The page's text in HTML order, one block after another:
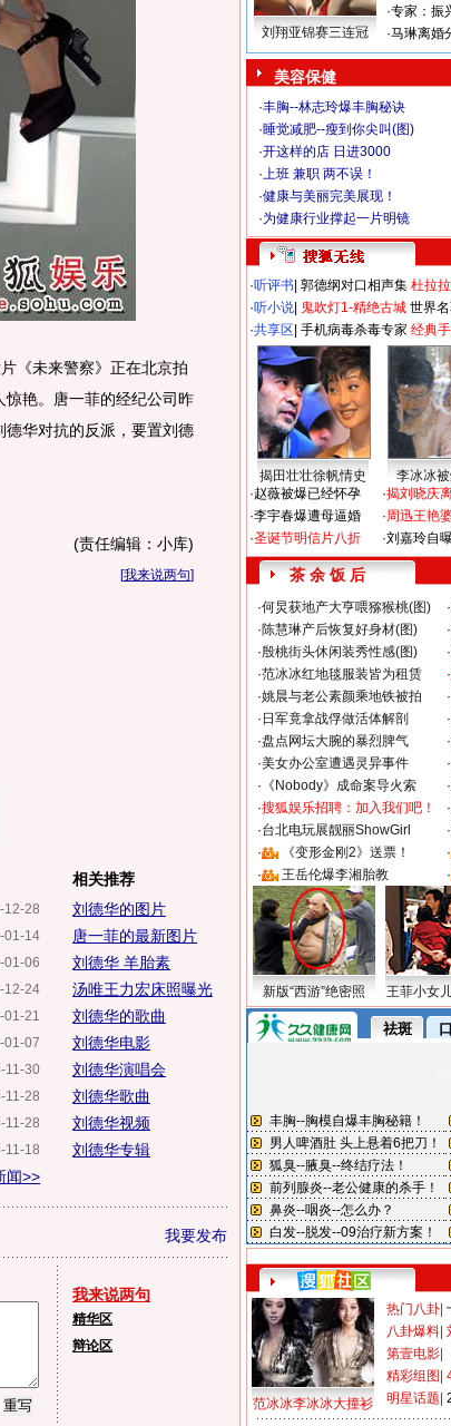
《未来警察》正在北京拍
艳。唐一菲的经纪公司昨
华对抗的反派，要置刘德
(责任编辑：小库)
[我来说两句]
12-28
01-14
01-06
12-24
01-21
01-07
11-30
11-28
11-28
11-18
闻>>
相关推荐
刘德华的图片
唐一菲的最新图片
刘德华 羊胎素
汤唯王力宏床照曝光
刘德华的歌曲
刘德华电影
刘德华演唱会
刘德华歌曲
刘德华视频
刘德华专辑
我要发布
我来说两句
精华区
辩论区
刘翔亚锦赛三连冠
·专家：振
·马琳离婚
美容保健
·丰胸--林志玲爆丰胸秘诀
·睡觉减肥--瘦到你尖叫(图)
·开这样的店 日进3000
·上班 兼职 两不误！
·健康与美丽完美展现！
·为健康行业撑起一片明镜
·听评书 郭德纲对口相声集 杜拉
·听小说 鬼吹灯1-精绝古城 世界
·共享区 手机病毒杀毒专家 经典
揭田壮壮徐帆情史 李冰冰
·赵薇被爆已经怀孕
·李宇春爆遭母逼婚
·圣诞节明信片八折
·揭刘晓庆
·周迅王艳
·刘嘉玲自
茶 余 饭 后
·何炅获地产大亨喂猕猴桃(图) ·
·陈慧琳产后恢复好身材(图) ·
·殷桃街头休闲装秀性感(图) ·
·范冰冰红地毯服装皆为租赁 ·
·姚晨与老公素颜乘地铁被拍 ·
· 日军竟拿战俘做活体解剖 ·
·盘点网坛大腕的暴烈脾气 ·
·美女办公室遭遇灵异事件 ·
· 《Nobody》成命案导火索 ·
·搜狐娱乐招聘：加入我们吧！ ·
·台北电玩展靓丽ShowGirl ·
·
《变形金刚2》送票！ ·
·
王岳伦爆李湘胎教 ·
新版“西游”绝密照 王菲小女
范冰冰李冰冰大撞衫
热门八卦
八卦爆料
第壹电影
精彩组图
明星话题